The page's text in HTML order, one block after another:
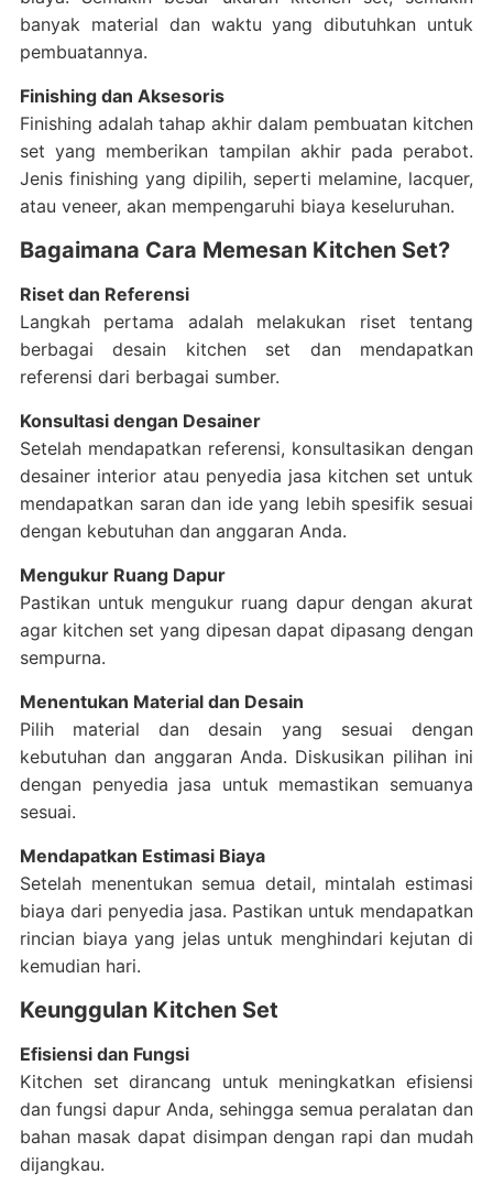
banyak material dan waktu yang dibutuhkan untuk
pembuatannya.
Finishing dan Aksesoris
Finishing adalah tahap akhir dalam pembuatan kitchen
set yang memberikan tampilan akhir pada perabot.
Jenis finishing yang dipilih, seperti melamine, lacquer,
atau veneer, akan mempengaruhi biaya keseluruhan.
Bagaimana Cara Memesan Kitchen Set?
Riset dan Referensi
Langkah pertama adalah melakukan riset tentang
berbagai desain kitchen set dan mendapatkan
referensi dari berbagai sumber.
Konsultasi dengan Desainer
Setelah mendapatkan referensi, konsultasikan dengan
desainer interior atau penyedia jasa kitchen set untuk
mendapatkan saran dan ide yang lebih spesifik sesuai
dengan kebutuhan dan anggaran Anda.
Mengukur Ruang Dapur
Pastikan untuk mengukur ruang dapur dengan akurat
agar kitchen set yang dipesan dapat dipasang dengan
sempurna.
Menentukan Material dan Desain
Pilih material dan desain yang sesuai dengan
kebutuhan dan anggaran Anda. Diskusikan pilihan ini
dengan penyedia jasa untuk memastikan semuanya
sesuai.
Mendapatkan Estimasi Biaya
Setelah menentukan semua detail, mintalah estimasi
biaya dari penyedia jasa. Pastikan untuk mendapatkan
rincian biaya yang jelas untuk menghindari kejutan di
kemudian hari.
Keunggulan Kitchen Set
Efisiensi dan Fungsi
Kitchen set dirancang untuk meningkatkan efisiensi
dan fungsi dapur Anda, sehingga semua peralatan dan
bahan masak dapat disimpan dengan rapi dan mudah
dijangkau.